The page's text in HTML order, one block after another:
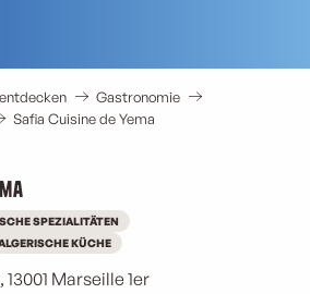
Gastronomie
Safia Cuisine de Yema
SPEZIALITÄTEN
KÜCHE
Marseille 1er